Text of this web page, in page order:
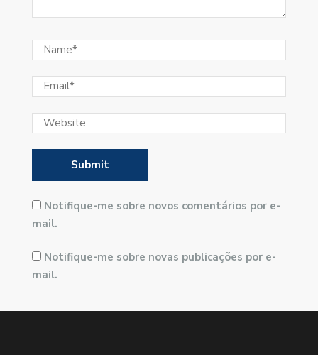
Notifique-me sobre novos comentários por e-
mail.
Notifique-me sobre novas publicações por e-
mail.